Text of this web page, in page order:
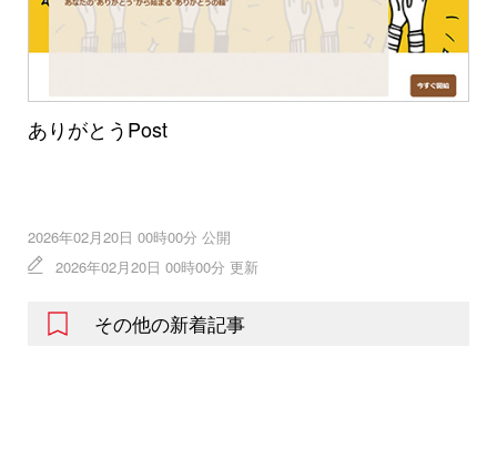
ありがとうPost
2026年02月20日 00時00分 公開
2026年02月20日 00時00分 更新
その他の新着記事